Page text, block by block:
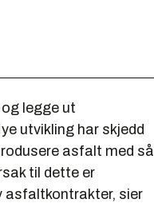
legge ut
utvikling har skjedd
asfalt med så
til dette er
asfaltkontrakter, sier